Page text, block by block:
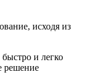
исходя из
и легко
решение